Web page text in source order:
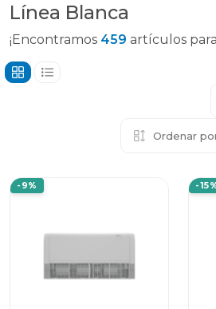
Línea Blanca
¡Encontramos 459 artículos
Ordenar
-9% -